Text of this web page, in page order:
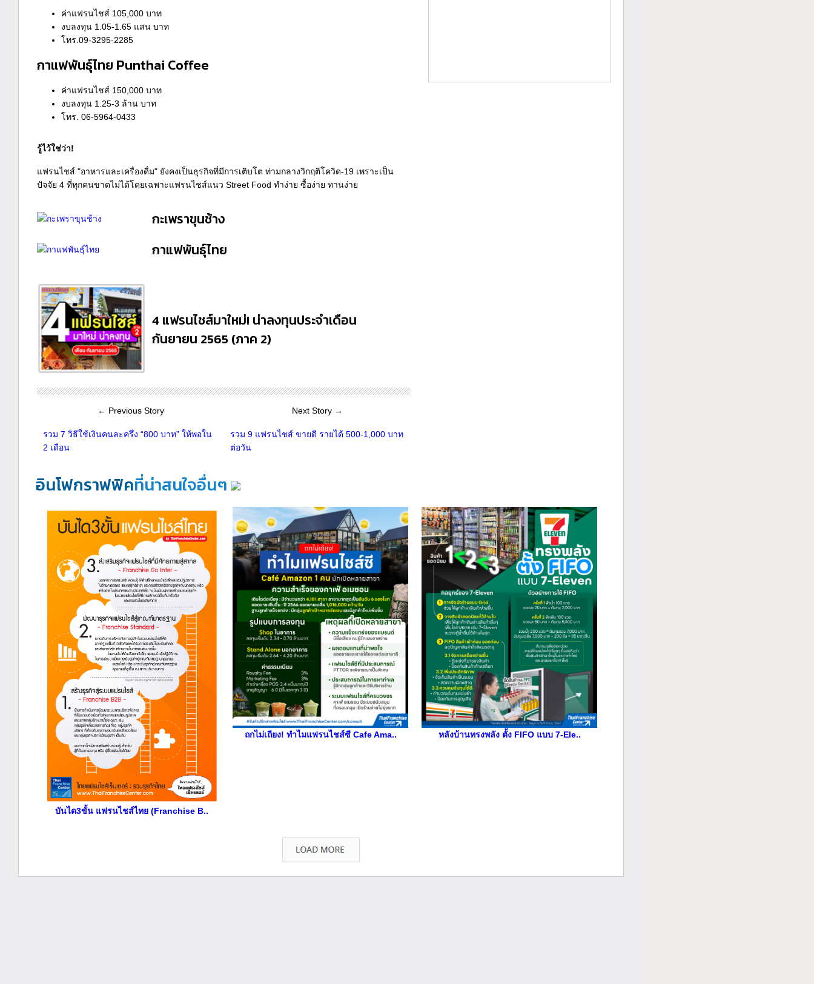
ค่าแฟรนไชส์ 105,000 บาท
งบลงทุน 1.05-1.65 แสน บาท
โทร.09-3295-2285
กาแฟพันธุ์ไทย Punthai Coffee
ค่าแฟรนไชส์ 150,000 บาท
งบลงทุน 1.25-3 ล้าน บาท
โทร. 06-5964-0433
รู้ไว้ใช่ว่า!
แฟรนไชส์ "อาหารและเครื่องดื่ม" ยังคงเป็นธุรกิจที่มีการเติบโต ท่ามกลางวิกฤติโควิด-19 เพราะเป็น
ปัจจัย 4 ที่ทุกคนขาดไม่ได้โดยเฉพาะแฟรนไชส์แนว Street Food ทำง่าย ซื้อง่าย ทานง่าย
กะเพราขุนช้าง
กาแฟพันธุ์ไทย
4 แฟรนไชส์มาใหม่! น่าลงทุนประจำเดือน
กันยายน 2565 (ภาค 2)
← Previous Story Next Story →
รวม 7 วิธีใช้เงินคนละครึ่ง “800 บาท” ให้พอใน
2 เดือน
รวม 9 แฟรนไชส์ ขายดี รายได้ 500-1,000 บาท
ต่อวัน
อินโฟกราฟฟิคที่น่าสนใจอื่นๆ
บันได3ขั้น แฟรนไชส์ไทย (Franchise B..
ถกไม่เถียง! ทำไมแฟรนไชส์ซี Cafe Ama.. หลังบ้านทรงพลัง ตั้ง FIFO แบบ 7-Ele..